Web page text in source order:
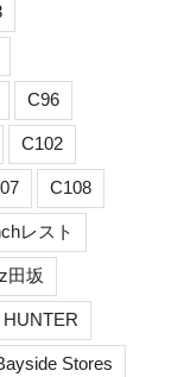
C96
C102
C108
レスト
田坂
Stores